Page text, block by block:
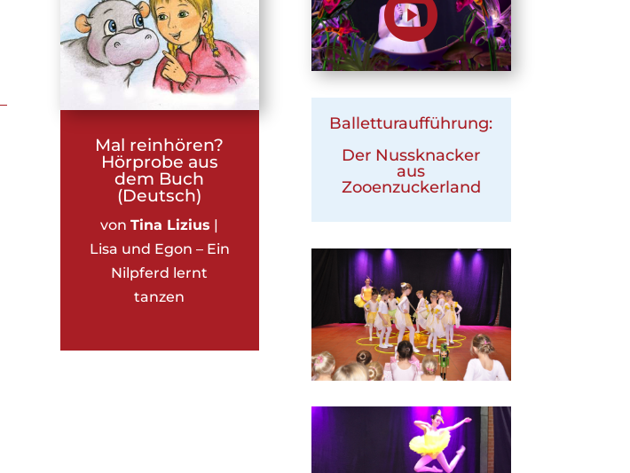
Mal reinhören?
Hörprobe aus
dem Buch
(Deutsch)
vonTina Lizius |
Lisa und Egon – Ein
Nilpferd lernt
tanzen
Balletturaufführung:
Der Nussknacker
aus
Zooenzuckerland